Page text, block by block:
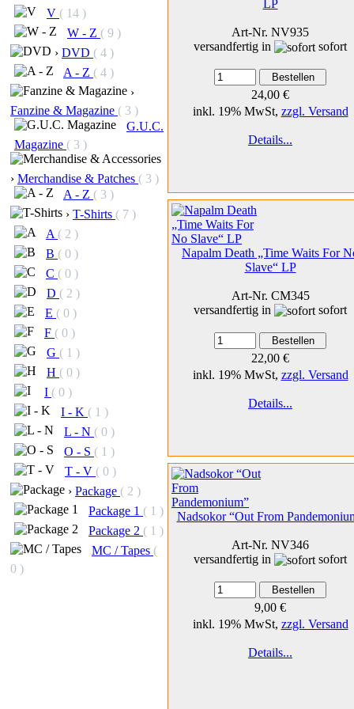
V ( 14 )
W - Z ( 9 )
› DVD ( 4 )
A - Z ( 4 )
›
Fanzine & Magazine ( 3 )
G.U.C.
Magazine ( 3 )
› Merchandise & Patches ( 3 )
A - Z ( 3 )
› T-Shirts ( 7 )
A ( 2 )
B ( 0 )
C ( 0 )
D ( 2 )
E ( 0 )
F ( 0 )
G ( 1 )
H ( 0 )
I ( 0 )
I - K ( 1 )
L - N ( 0 )
O - S ( 1 )
T - V ( 0 )
› Package ( 2 )
Package 1 ( 1 )
Package 2 ( 1 )
MC / Tapes (
0 )
LP
Art-Nr. NV935
versandfertig in
sofort
24,00 €
inkl. 19% MwSt, zzgl. Versand
Details...
Napalm Death „Time Waits For
Slave“ LP
Art-Nr. CM345
versandfertig in
sofort
22,00 €
inkl. 19% MwSt, zzgl. Versand
Details...
Nadsokor “Out From
Art-Nr. NV346
versandfertig in
sofort
9,00 €
inkl. 19% MwSt, zzgl. Versand
Details...